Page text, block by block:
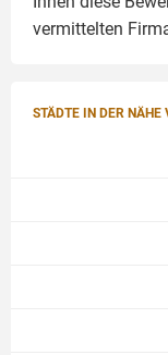
vermittelten
STÄDTE IN DER NÄHE